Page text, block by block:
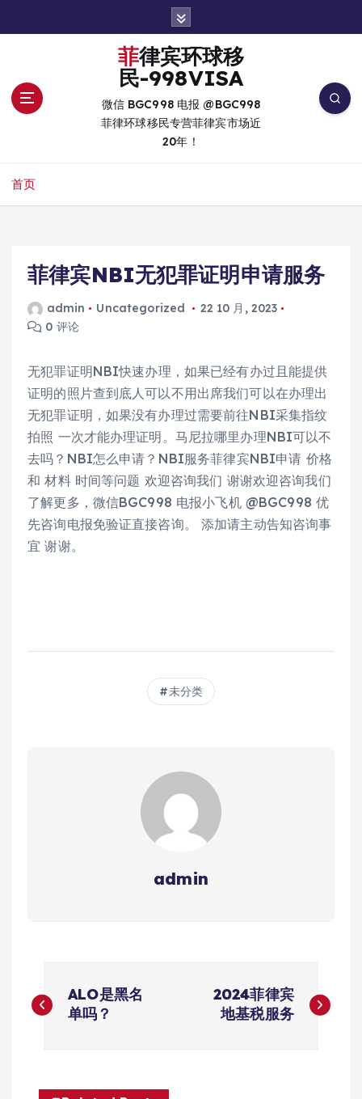
菲律宾环球移
民-998VISA
微信 BGC998 电报 @BGC998
菲律环球移民专营菲律宾市场近
20年！
首页
菲律宾NBI无犯罪证明申请服务
admin Uncategorized
22 10 月, 2023
0 评论
无犯罪证明NBI快速办理，如果已经有办过且能提供
证明的照片查到底人可以不用出席我们可以在办理出
无犯罪证明，如果没有办理过需要前往NBI采集指纹
拍照 一次才能办理证明。马尼拉哪里办理NBI可以不
去吗？NBI怎么申请？NBI服务菲律宾NBI申请 价格
和 材料 时间等问题 欢迎咨询我们 谢谢欢迎咨询我们
了解更多，微信BGC998 电报小飞机 @BGC998 优
先咨询电报免验证直接咨询。 添加请主动告知咨询事
宜 谢谢。
未分类
admin
章
ALO是黑名
单吗？
2024菲律宾
地基税服务